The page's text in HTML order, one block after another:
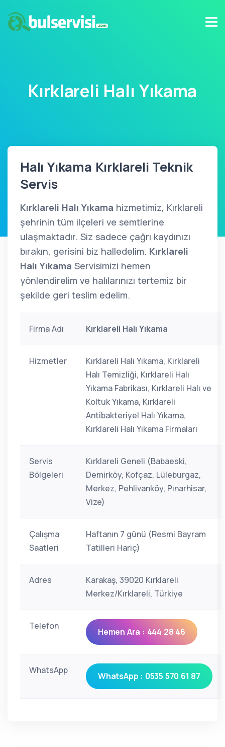
Kırklareli Halı Yıkama
Halı Yıkama Kırklareli Teknik
Servis
Kırklareli Halı Yıkama hizmetimiz, Kırklareli
şehrinin tüm ilçeleri ve semtlerine
ulaşmaktadır. Siz sadece çağrı kaydınızı
bırakın, gerisini biz halledelim. Kırklareli
Halı Yıkama Servisimizi hemen
yönlendirelim ve halılarınızı tertemiz bir
şekilde geri teslim edelim.
Firma Adı Kırklareli Halı Yıkama
Hizmetler
Kırklareli Halı Yıkama, Kırklareli
Halı Temizliği, Kırklareli Halı
Yıkama Fabrikası, Kırklareli Halı ve
Koltuk Yıkama, Kırklareli
Antibakteriyel Halı Yıkama,
Kırklareli Halı Yıkama Firmaları
Servis
Bölgeleri
Kırklareli Geneli (Babaeski,
Demirköy, Kofçaz, Lüleburgaz,
Merkez, Pehlivanköy, Pınarhisar,
Vize)
Çalışma
Saatleri
Haftanın 7 günü (Resmi Bayram
Tatilleri Hariç)
Adres
Karakaş, 39020 Kırklareli
Merkez/Kırklareli, Türkiye
Telefon
Hemen Ara : 444 28 46
WhatsApp
WhatsApp : 0535 570 61 87